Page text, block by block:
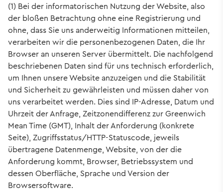
(1) Bei der informatorischen Nutzung der Website, also
der bloßen Betrachtung ohne eine Registrierung und
ohne, dass Sie uns anderweitig Informationen mitteilen,
verarbeiten wir die personenbezogenen Daten, die Ihr
Browser an unseren Server übermittelt. Die nachfolgend
beschriebenen Daten sind für uns technisch erforderlich,
um Ihnen unsere Website anzuzeigen und die Stabilität
und Sicherheit zu gewährleisten und müssen daher von
uns verarbeitet werden. Dies sind IP-Adresse, Datum und
Uhrzeit der Anfrage, Zeitzonendifferenz zur Greenwich
Mean Time (GMT), Inhalt der Anforderung (konkrete
Seite), Zugriffsstatus/HTTP-Statuscode, jeweils
übertragene Datenmenge, Website, von der die
Anforderung kommt, Browser, Betriebssystem und
dessen Oberfläche, Sprache und Version der
Browsersoftware.